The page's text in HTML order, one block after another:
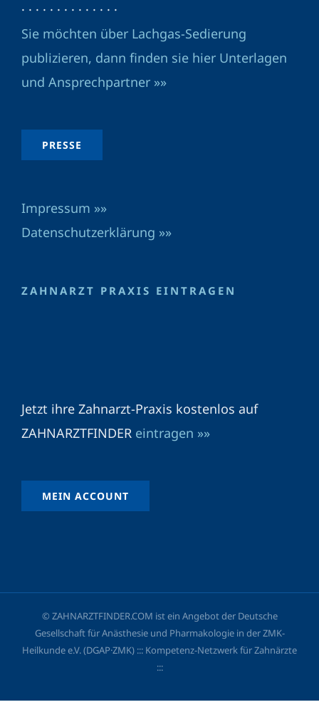
· · · · · · · · · · · · · ·
Sie möchten über Lachgas-Sedierung
publizieren, dann finden sie hier Unterlagen
und Ansprechpartner »»
PRESSE
Impressum »»
Datenschutzerklärung »»
ZAHNARZT PRAXIS EINTRAGEN
Jetzt ihre Zahnarzt-Praxis kostenlos auf
ZAHNARZTFINDER eintragen »»
MEIN ACCOUNT
© ZAHNARZTFINDER.COM ist ein Angebot der Deutsche
Gesellschaft für Anästhesie und Pharmakologie in der ZMK-
Heilkunde e.V. (DGAP·ZMK) ::: Kompetenz-Netzwerk für Zahnärzte
:::